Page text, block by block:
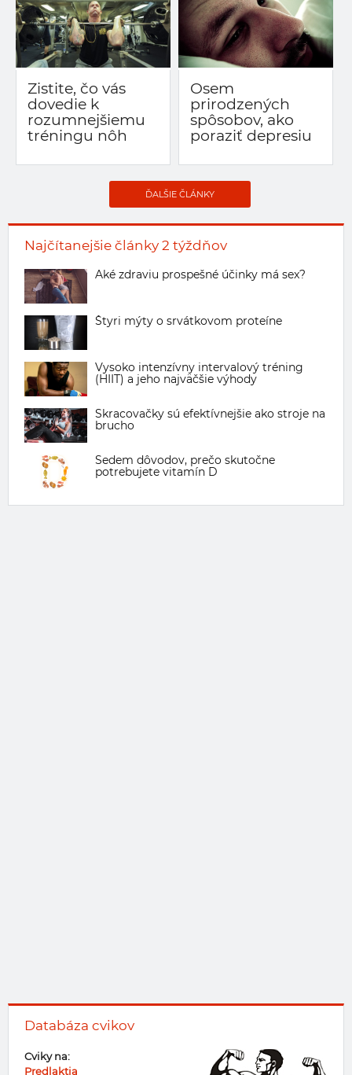
Najčítanejšie články 2 týždňov
Aké zdraviu prospešné účinky má sex?
Štyri mýty o srvátkovom proteíne
Vysoko intenzívny intervalový tréning
(HIIT) a jeho najväčšie výhody
Skracovačky sú efektívnejšie ako stroje na
brucho
Sedem dôvodov, prečo skutočne
potrebujete vitamín D
Databáza cvikov
Cviky na:
Predlaktia
Zistite, čo vás
dovedie k
rozumnejšiemu
tréningu nôh
Osem
prirodzených
spôsobov, ako
poraziť depresiu
ĎALŠIE ČLÁNKY